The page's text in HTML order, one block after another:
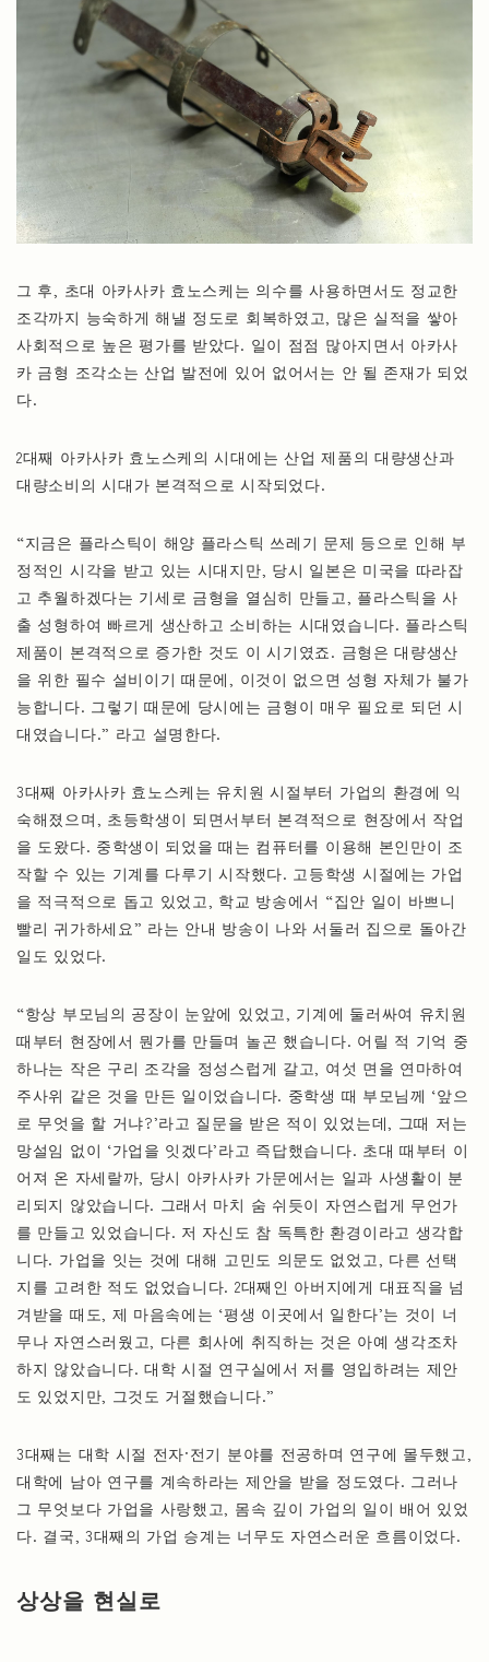
그 후, 초대 아카사카 효노스케는 의수를 사용하면서도 정교한
조각까지 능숙하게 해낼 정도로 회복하였고, 많은 실적을 쌓아
사회적으로 높은 평가를 받았다. 일이 점점 많아지면서 아카사
카 금형 조각소는 산업 발전에 있어 없어서는 안 될 존재가 되었
다.
2대째 아카사카 효노스케의 시대에는 산업 제품의 대량생산과
대량소비의 시대가 본격적으로 시작되었다.
“지금은 플라스틱이 해양 플라스틱 쓰레기 문제 등으로 인해 부
정적인 시각을 받고 있는 시대지만, 당시 일본은 미국을 따라잡
고 추월하겠다는 기세로 금형을 열심히 만들고, 플라스틱을 사
출 성형하여 빠르게 생산하고 소비하는 시대였습니다. 플라스틱
제품이 본격적으로 증가한 것도 이 시기였죠. 금형은 대량생산
을 위한 필수 설비이기 때문에, 이것이 없으면 성형 자체가 불가
능합니다. 그렇기 때문에 당시에는 금형이 매우 필요로 되던 시
대였습니다.” 라고 설명한다.
3대째 아카사카 효노스케는 유치원 시절부터 가업의 환경에 익
숙해졌으며, 초등학생이 되면서부터 본격적으로 현장에서 작업
을 도왔다. 중학생이 되었을 때는 컴퓨터를 이용해 본인만이 조
작할 수 있는 기계를 다루기 시작했다. 고등학생 시절에는 가업
을 적극적으로 돕고 있었고, 학교 방송에서 “집안 일이 바쁘니
빨리 귀가하세요” 라는 안내 방송이 나와 서둘러 집으로 돌아간
일도 있었다.
“항상 부모님의 공장이 눈앞에 있었고, 기계에 둘러싸여 유치원
때부터 현장에서 뭔가를 만들며 놀곤 했습니다. 어릴 적 기억 중
하나는 작은 구리 조각을 정성스럽게 갈고, 여섯 면을 연마하여
주사위 같은 것을 만든 일이었습니다. 중학생 때 부모님께 ‘앞으
로 무엇을 할 거냐?’라고 질문을 받은 적이 있었는데, 그때 저는
망설임 없이 ‘가업을 잇겠다’라고 즉답했습니다. 초대 때부터 이
어져 온 자세랄까, 당시 아카사카 가문에서는 일과 사생활이 분
리되지 않았습니다. 그래서 마치 숨 쉬듯이 자연스럽게 무언가
를 만들고 있었습니다. 저 자신도 참 독특한 환경이라고 생각합
니다. 가업을 잇는 것에 대해 고민도 의문도 없었고, 다른 선택
지를 고려한 적도 없었습니다. 2대째인 아버지에게 대표직을 넘
겨받을 때도, 제 마음속에는 ‘평생 이곳에서 일한다’는 것이 너
무나 자연스러웠고, 다른 회사에 취직하는 것은 아예 생각조차
하지 않았습니다. 대학 시절 연구실에서 저를 영입하려는 제안
도 있었지만, 그것도 거절했습니다.”
3대째는 대학 시절 전자·전기 분야를 전공하며 연구에 몰두했고,
대학에 남아 연구를 계속하라는 제안을 받을 정도였다. 그러나
그 무엇보다 가업을 사랑했고, 몸속 깊이 가업의 일이 배어 있었
다. 결국, 3대째의 가업 승계는 너무도 자연스러운 흐름이었다.
상상을 현실로